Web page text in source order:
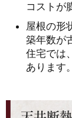
コストが
屋根の形
築年数が
住宅では
あります。